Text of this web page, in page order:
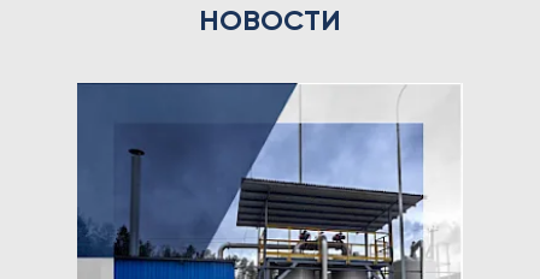
НОВОСТИ